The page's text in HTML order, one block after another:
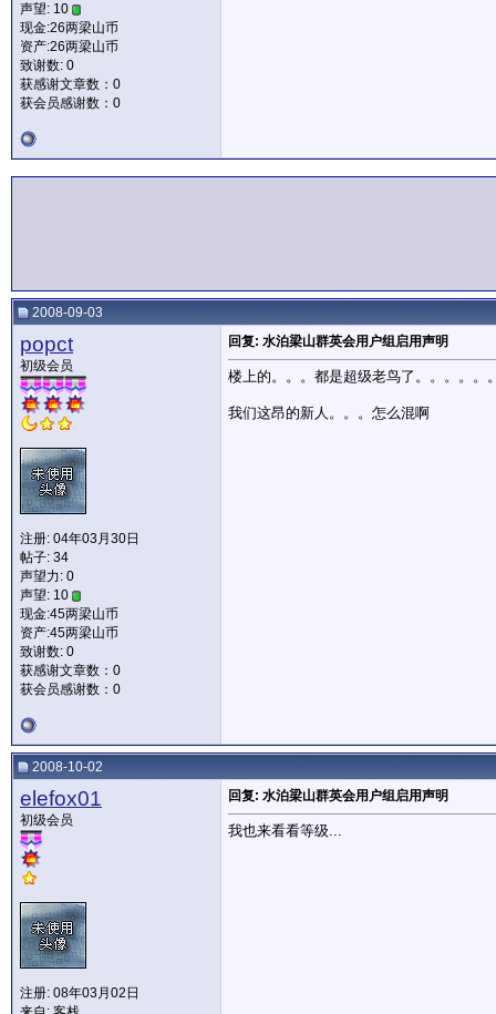
声望: 10
现金:26两梁山币
资产:26两梁山币
致谢数: 0
获感谢文章数：0
获会员感谢数：0
2008-09-03
popct
初级会员
注册: 04年03月30日
帖子: 34
声望力: 0
声望: 10
现金:45两梁山币
资产:45两梁山币
致谢数: 0
获感谢文章数：0
获会员感谢数：0
回复: 水泊梁山群英会用户组启用声明
楼上的。。。都是超级老鸟了。。。。。
我们这昂的新人。。。怎么混啊
2008-10-02
elefox01
初级会员
注册: 08年03月02日
回复: 水泊梁山群英会用户组启用声明
我也来看看等级...